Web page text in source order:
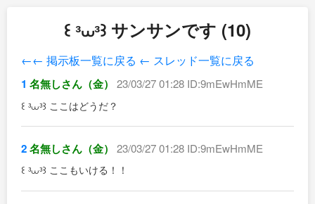
꒰ ᵌ⩊ᵌ꒱ サンサンです (10)
←← 掲示板一覧に戻る ← スレッド一覧に戻る
1 名無しさん（金）
23/03/27 01:28 ID:9mEwHmME
꒰ ᵌ⩊ᵌ꒱ ここはどうだ？
2名無しさん（金）
23/03/27 01:28 ID:9mEwHmME
꒰ ᵌ⩊ᵌ꒱ ここもいける！！